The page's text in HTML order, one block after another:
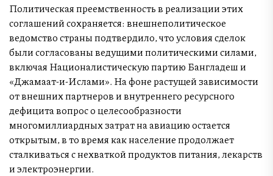
Политическая преемственность в реализации этих
соглашений сохраняется: внешнеполитическое
ведомство страны подтвердило, что условия сделок
были согласованы ведущими политическими силами,
включая Националистическую партию Бангладеш и
«Джамаат-и-Ислами». На фоне растущей зависимости
от внешних партнеров и внутреннего ресурсного
дефицита вопрос о целесообразности
многомиллиардных затрат на авиацию остается
открытым, в то время как население продолжает
сталкиваться с нехваткой продуктов питания, лекарств
и электроэнергии.